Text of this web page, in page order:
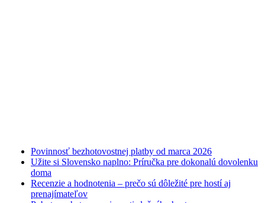
Povinnosť bezhotovostnej platby od marca 2026
Užite si Slovensko naplno: Príručka pre dokonalú dovolenku
doma
Recenzie a hodnotenia – prečo sú dôležité pre hostí aj
prenajímateľov